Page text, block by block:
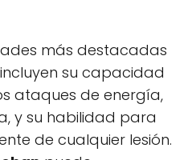
más destacadas
incluyen su capacidad
ataques de energía,
y su habilidad para
de cualquier lesión.